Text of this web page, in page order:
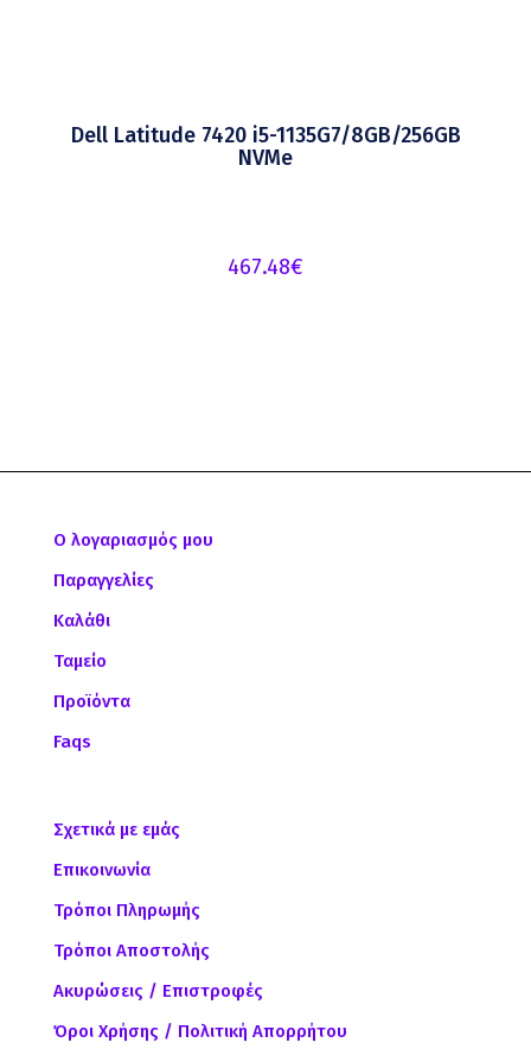
Dell Latitude 7420 i5-1135G7/8GB/256GB
NVMe
467.48€
Ο λογαριασμός μου
Παραγγελίες
Καλάθι
Ταμείο
Προϊόντα
Faqs
Σχετικά με εμάς
Επικοινωνία
Τρόποι Πληρωμής
Τρόποι Αποστολής
Ακυρώσεις / Επιστροφές
Όροι Χρήσης / Πολιτική Απορρήτου